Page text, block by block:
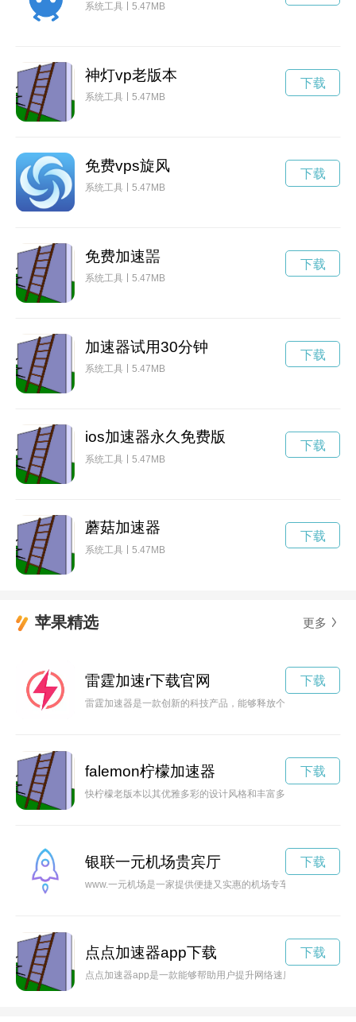
系统工具 5.47MB
神灯vp老版本
系统工具 5.47MB
下载
免费vps旋风
系统工具 5.47MB
下载
免费加速噐
系统工具 5.47MB
下载
加速器试用30分钟
系统工具 5.47MB
下载
ios加速器永久免费版
系统工具 5.47MB
下载
蘑菇加速器
系统工具 5.47MB
下载
苹果精选 更多
雷霆加速r下载官网
雷霆加速器是一款创新的科技产品，能够释放个人潜能，帮助
下载
falemon柠檬加速器
快柠檬老版本以其优雅多彩的设计风格和丰富多样的功能备受
下载
银联一元机场贵宾厅
www.一元机场是一家提供便捷又实惠的机场专车服务的平台，
下载
点点加速器app下载
点点加速器app是一款能够帮助用户提升网络速度，保障网络
下载